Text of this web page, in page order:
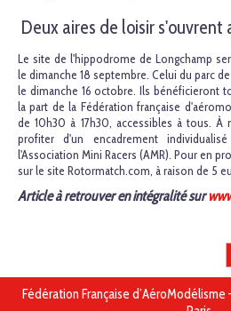
Deux aires de loisir s'ouvrent
Le site de l'hippodrome de Longchamp
le dimanche 18 septembre. Celui du parc
le dimanche 16 octobre. Ils bénéficieront
la part de la Fédération française
de 10h30 à 17h30, accessibles à tous.
profiter d'un encadrement
l'Association Mini Racers (AMR). Pour en
sur le site Rotormatch.com, à raison de 5
Article à retrouver en intégralité sur
Fédération Française d’AéroModélisme